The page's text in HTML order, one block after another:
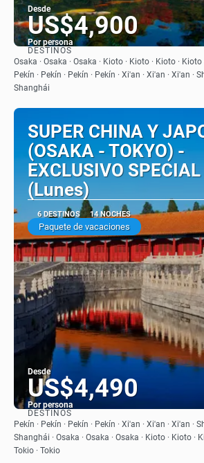
Desde
US$4,900
Por persona
Ver
DESTINOS
Osaka · Osaka · Osaka · Kioto · Kioto · Kioto · Kioto
Pekín · Pekín · Pekín · Pekín · Xi'an · Xi'an · Xi'an ·
Shanghái
SUPER CHINA Y
(OSAKA - TOKYO) -
EXCLUSIVO
(Lunes)
6 DESTINOS 14 NOCHES
Paquete de vacaciones
Desde
US$4,490
Por persona
Ver
DESTINOS
Pekín · Pekín · Pekín · Pekín · Xi'an · Xi'an · Xi'an ·
Shanghái · Osaka · Osaka · Osaka · Kioto · Kioto ·
Tokio · Tokio